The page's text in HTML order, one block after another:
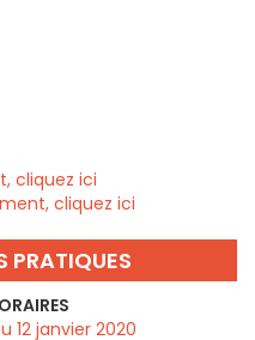
cliquez ici
cliquez ici
PRATIQUES
12 janvier 2020